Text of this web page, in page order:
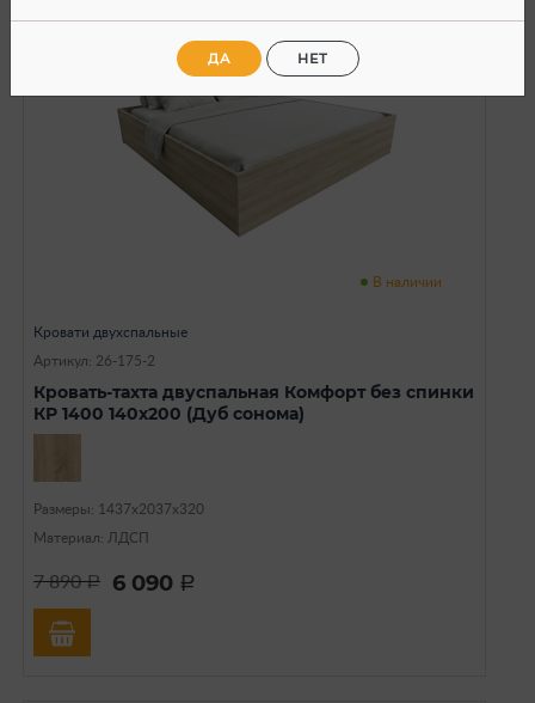
В наличии
Кровати двухспальные
Артикул: 26-175-2
Кровать-тахта двуспальная Комфорт без спинки
КР 1400 140х200 (Дуб сонома)
Размеры: 1437х2037х320
Материал: ЛДСП
7 890a 6 090 a
ДА НЕТ